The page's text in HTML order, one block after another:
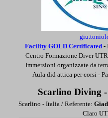
Facility GOLD Certificated -
Centro Formazione Diver
Immersioni organizzate da
Aula did attica per corsi -
Scarlino Diving
Scarlino - Italia / Referente:
Claro